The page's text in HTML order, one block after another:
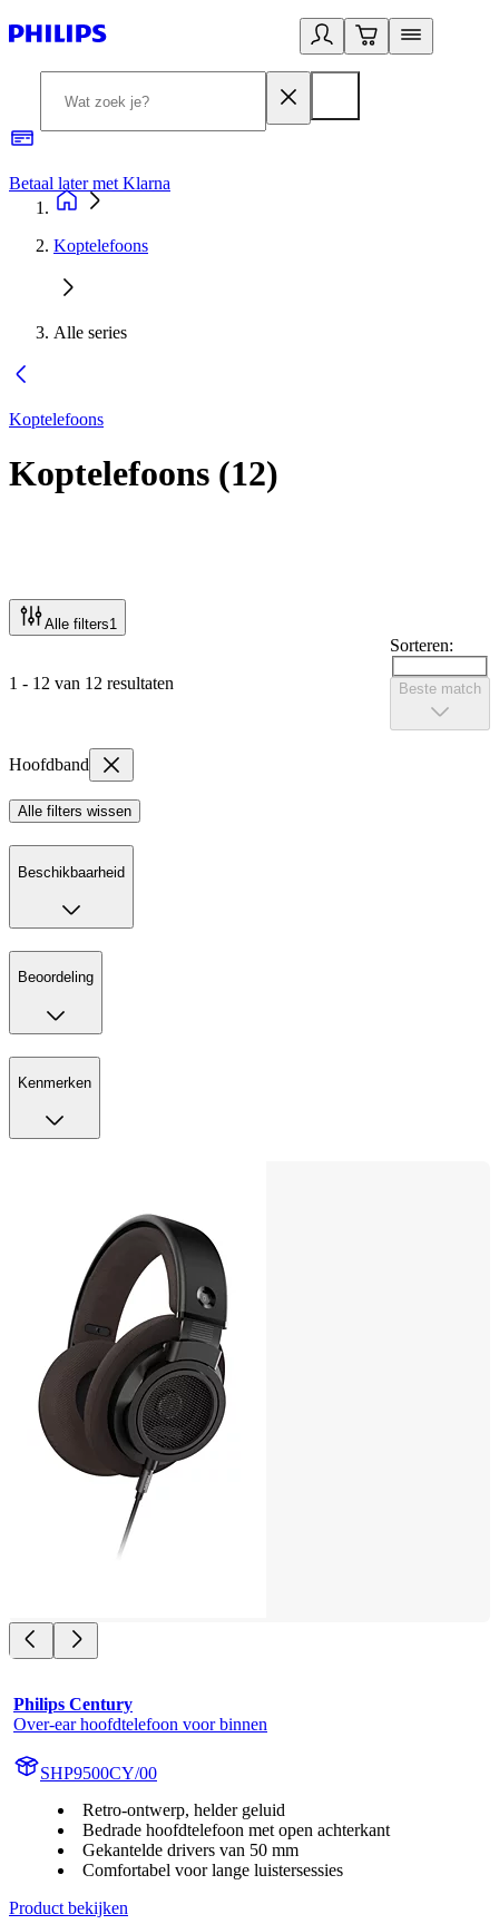
Betaal later met Klarna
Koptelefoons
Alle series
Koptelefoons
Koptelefoons (12)
Alle filters1
1 - 12 van 12 resultaten
Sorteren:
Beste match
Hoofdband
Alle filters wissen
Beschikbaarheid
Beoordeling
Kenmerken
Philips Century
Over-ear hoofdtelefoon voor binnen
SHP9500CY/00
Retro-ontwerp, helder geluid
Bedrade hoofdtelefoon met open achterkant
Gekantelde drivers van 50 mm
Comfortabel voor lange luistersessies
Product bekijken